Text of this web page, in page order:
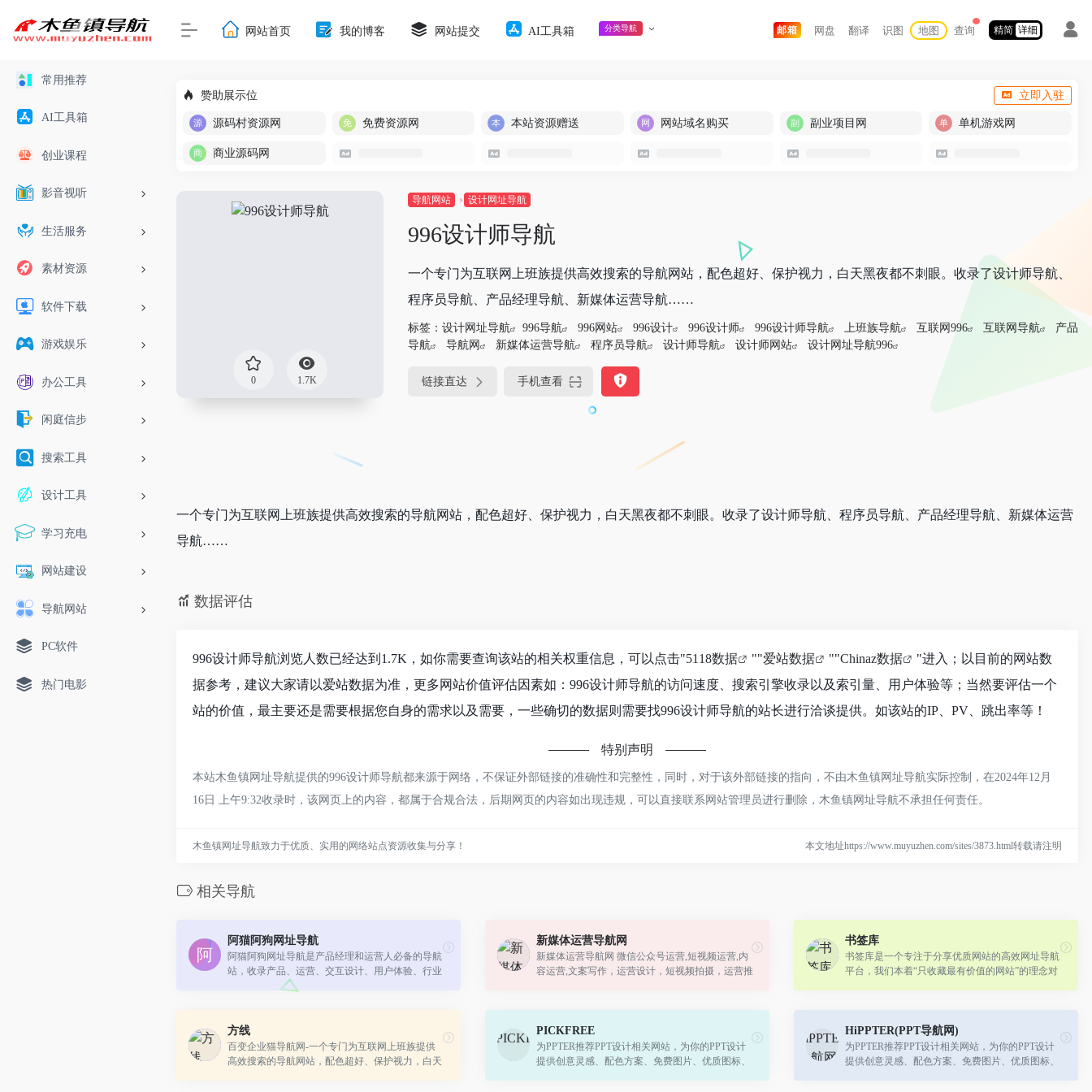
常用推荐
AI工具箱
创业课程
影音视听
生活服务
素材资源
软件下载
游戏娱乐
办公工具
闲庭信步
搜索工具
设计工具
学习充电
网站建设
导航网站
PC软件
热门电影
网站首页 我的博客 网站提交 AI工具箱 分类导航 邮箱 网盘 翻译 识图 地图 查询 精简 详细
赞助展示位 立即入驻
源码村资源网 免费资源网 本站资源赠送 网站域名购买 副业项目网 单机游戏网
商业源码网
0 1.7K
导航网站 设计网址导航
996设计师导航
一个专门为互联网上班族提供高效搜索的导航网站，配色超好、保护视力，白天黑夜都不刺眼。收录了设计师导航、
程序员导航、产品经理导航、新媒体运营导航……
标签： 设计网址导航 996导航 996网站 996设计 996设计师 996设计师导航 上班族导航 互联网996 互联网导航
产品
导航
导航网 新媒体运营导航 程序员导航 设计师导航 设计师网站 设计网址导航996
链接直达 手机查看
一个专门为互联网上班族提供高效搜索的导航网站，配色超好、保护视力，白天黑夜都不刺眼。收录了设计师导航、程序员导航、产品经理导航、新媒体运营
导航……
数据评估
996设计师导航浏览人数已经达到1.7K，如你需要查询该站的相关权重信息，可以点击"5118数据 ""爱站数据 ""Chinaz数据
"进入；以目前的网站数
据参考，建议大家请以爱站数据为准，更多网站价值评估因素如：996设计师导航的访问速度、搜索引擎收录以及索引量、用户体验等；当然要评估一个
站的价值，最主要还是需要根据您自身的需求以及需要，一些确切的数据则需要找996设计师导航的站长进行洽谈提供。如该站的IP、PV、跳出率等！
特别声明
本站木鱼镇网址导航提供的996设计师导航都来源于网络，不保证外部链接的准确性和完整性，同时，对于该外部链接的指向，不由木鱼镇网址导航实际控制，在2024年12月
16日 上午9:32收录时，该网页上的内容，都属于合规合法，后期网页的内容如出现违规，可以直接联系网站管理员进行删除，木鱼镇网址导航不承担任何责任。
木鱼镇网址导航致力于优质、实用的网络站点资源收集与分享！ 本文地址https://www.muyuzhen.com/sites/3873.html转载请注明
相关导航
阿猫阿狗网址导航
阿猫阿狗网址导航是产品经理和运营人必备的导航
站，收录产品、运营、交互设计、用户体验、行业
资讯、数据分析、电子商务、产品运营必备工具、
新媒体运营导航网
新媒体运营导航网 微信公众号运营,短视频运营,内
容运营,文案写作，运营设计，短视频拍摄，运营推
书签库
书签库是一个专注于分享优质网站的高效网址导航
平台，我们本着“只收藏最有价值的网站”的理念对
方线
百变企业猫导航网-一个专门为互联网上班族提供
高效搜索的导航网站，配色超好、保护视力，白天
PICKFREE
为PPTER推荐PPT设计相关网站，为你的PPT设计
提供创意灵感、配色方案、免费图片、优质图标、
HiPPTER(PPT导航网)
为PPTER推荐PPT设计相关网站，为你的PPT设计
提供创意灵感、配色方案、免费图片、优质图标、